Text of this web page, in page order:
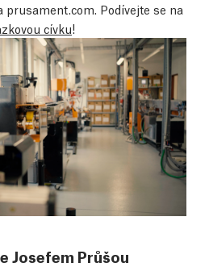
Podívejte se na
cívku!
Josefem Průšou